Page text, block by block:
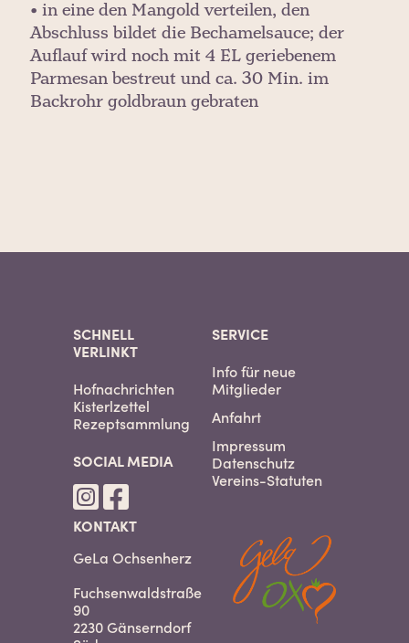
• in eine den Mangold verteilen, den
Abschluss bildet die Bechamelsauce; der
Auflauf wird noch mit 4 EL geriebenem
Parmesan bestreut und ca. 30 Min. im
Backrohr goldbraun gebraten
SCHNELL
VERLINKT
Hofnachrichten
Kisterlzettel
Rezeptsammlung
SOCIAL MEDIA
SERVICE
Info für neue
Mitglieder
Anfahrt
Impressum
Datenschutz
Vereins-Statuten
KONTAKT
GeLa Ochsenherz
Fuchsenwaldstraße
90
2230 Gänserndorf